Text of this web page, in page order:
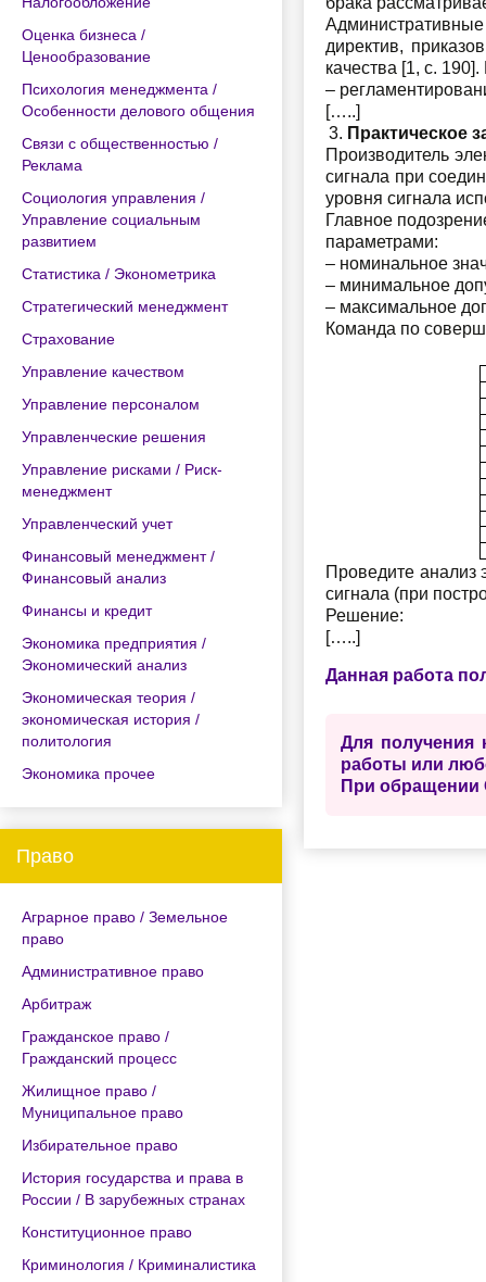
Оценка бизнеса /
Ценообразование
Психология менеджмента /
Особенности делового общения
Связи с общественностью /
Реклама
Социология управления /
Управление социальным
развитием
Статистика / Эконометрика
Стратегический менеджмент
Страхование
Управление качеством
Управление персоналом
Управленческие решения
Управление рисками / Риск-
менеджмент
Управленческий учет
Финансовый менеджмент /
Финансовый анализ
Финансы и кредит
Экономика предприятия /
Экономический анализ
Экономическая теория /
экономическая история /
политология
Экономика прочее
Право
Аграрное право / Земельное
право
Административное право
Арбитраж
Гражданское право /
Гражданский процесс
Жилищное право /
Муниципальное право
Избирательное право
История государства и права в
России / В зарубежных странах
Конституционное право
Криминология / Криминалистика
директив,
качества [1, с.
–
[…..]
Практическое
Производитель
сигнала при
уровня сигнала
Главное
параметрами:
– номинальное
– минимальное
– максимальное
Команда по
Проведите анализ
сигнала (при
Решение:
[…..]
Данная работа
Для получения
работы или
При обращении